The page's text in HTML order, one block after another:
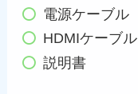
電源ケーブル
HDMIケーブル
説明書